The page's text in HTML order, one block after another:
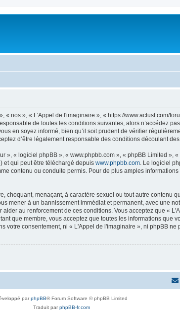
nos », « L'Appel de l'imaginaire », « https://www.actusf.com/
de toutes les conditions suivantes, alors n’accédez
en soyez informé, bien qu’il soit prudent de vérifier
d’être légalement responsable des conditions découlant
», « logiciel phpBB », « www.phpbb.com », « phpBB Limited »,
et qui peut être téléchargé depuis www.phpbb.com . Le logiciel
contenu ou conduite permis. Pour de plus amples
choquant, menaçant, à caractère sexuel ou tout autre contenu
mener à un bannissement immédiat et permanent, avec une
au renforcement de ces conditions. Vous acceptez que «
que membre, vous acceptez que toutes les informations que
votre consentement, ni « L'Appel de l'imaginaire », ni phpBB
parphpBB® Forum Software © phpBB Limited
Traduit parphpBB-fr.com